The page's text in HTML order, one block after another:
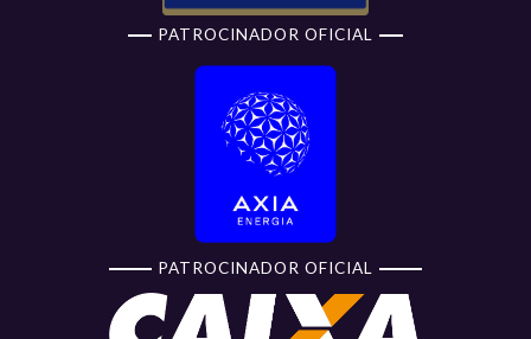
PATROCINADOR OFICIAL
PATROCINADOR OFICIAL